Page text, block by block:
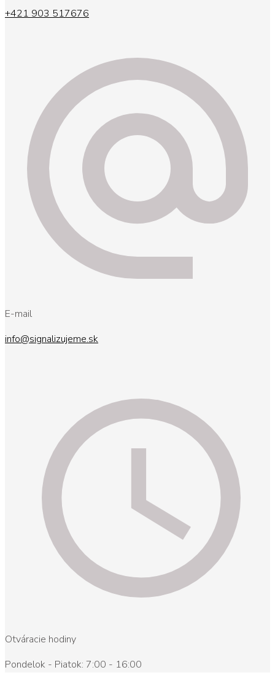
+421 903 517676
E-mail
info@signalizujeme.sk
Otváracie hodiny
Pondelok - Piatok: 7:00 - 16:00